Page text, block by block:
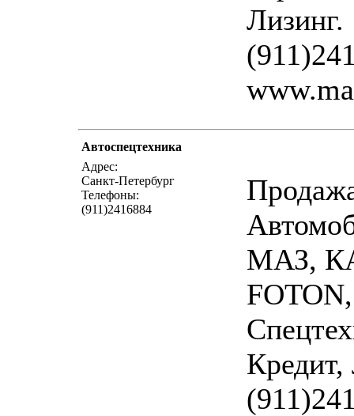
Лизинг.
Автоспецтехника
Адрес:
Санкт-Петербург
Телефоны:
(911)2416884
МАЗ,
FOTON,
Кредит,